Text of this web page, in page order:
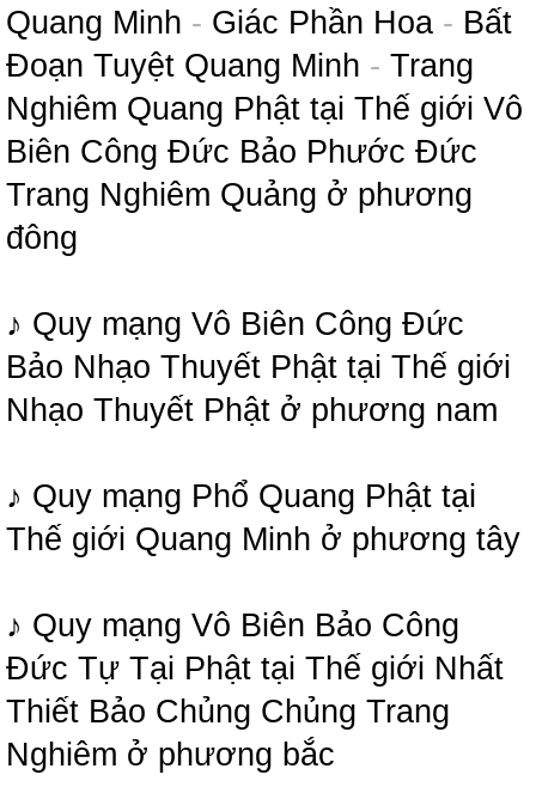
Quang Minh - Giác Phần Hoa - Bất
Đoạn Tuyệt Quang Minh - Trang
Nghiêm Quang Phật tại Thế giới Vô
Biên Công Đức Bảo Phước Đức
Trang Nghiêm Quảng ở phương
đông
♪ Quy mạng Vô Biên Công Đức
Bảo Nhạo Thuyết Phật tại Thế giới
Nhạo Thuyết Phật ở phương nam
♪ Quy mạng Phổ Quang Phật tại
Thế giới Quang Minh ở phương tây
♪ Quy mạng Vô Biên Bảo Công
Đức Tự Tại Phật tại Thế giới Nhất
Thiết Bảo Chủng Chủng Trang
Nghiêm ở phương bắc